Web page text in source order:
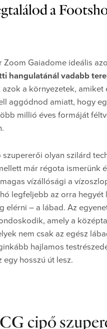
a
Zoom Gaiadome ideális
hangulatánál vadabb
azok a környezetek,
aggódnod amiatt, hogy
millió éves formáját
szupererői olyan szilárd
már régota ismerünk
vízállósági a
legfeljebb az orra
elérni – a lábad. Az
amely a
nem csak az egész
hajlamos
egy hosszú út lesz.
cipő